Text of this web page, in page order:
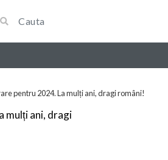
pentru 2024. La mulți ani, dragi români!
mulți ani, dragi